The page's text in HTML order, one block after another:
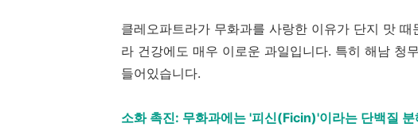
클레오파트라가 무화과를 사랑한 이유가 단지 맛
라 건강에도 매우 이로운 과일입니다. 특히 해남 청
들어있습니다.
소화 촉진: 무화과에는 '피신(Ficin)'이라는 단백질